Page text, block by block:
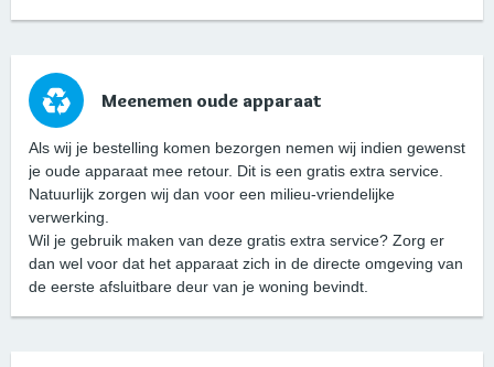
Meenemen oude apparaat
Als wij je bestelling komen bezorgen nemen wij indien gewenst
je oude apparaat mee retour. Dit is een gratis extra service.
Natuurlijk zorgen wij dan voor een milieu-vriendelijke
verwerking.
Wil je gebruik maken van deze gratis extra service? Zorg er
dan wel voor dat het apparaat zich in de directe omgeving van
de eerste afsluitbare deur van je woning bevindt.